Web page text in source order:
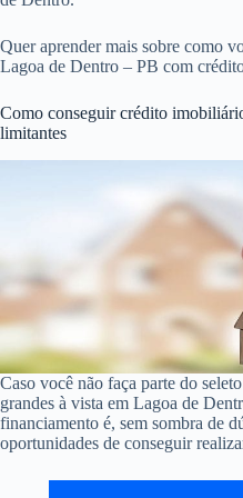
Quer aprender mais sobre como
Lagoa de Dentro – PB com
Como conseguir crédito
limitantes
Caso você não faça parte do
grandes à vista em Lagoa de
financiamento é, sem sombra de
oportunidades de conseguir